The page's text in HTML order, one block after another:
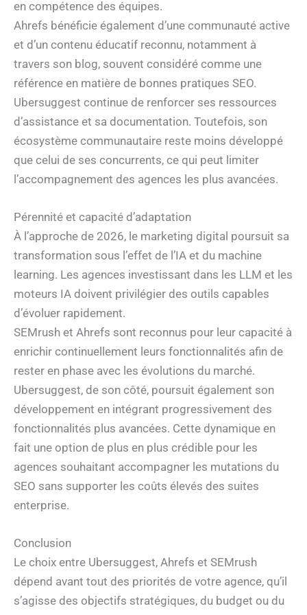
en compétence des équipes.
Ahrefs bénéficie également d’une communauté active
et d’un contenu éducatif reconnu, notamment à
travers son blog, souvent considéré comme une
référence en matière de bonnes pratiques SEO.
Ubersuggest continue de renforcer ses ressources
d’assistance et sa documentation. Toutefois, son
écosystème communautaire reste moins développé
que celui de ses concurrents, ce qui peut limiter
l’accompagnement des agences les plus avancées.
Pérennité et capacité d’adaptation
À l’approche de 2026, le marketing digital poursuit sa
transformation sous l’effet de l’IA et du machine
learning. Les agences investissant dans les LLM et les
moteurs IA doivent privilégier des outils capables
d’évoluer rapidement.
SEMrush et Ahrefs sont reconnus pour leur capacité à
enrichir continuellement leurs fonctionnalités afin de
rester en phase avec les évolutions du marché.
Ubersuggest, de son côté, poursuit également son
développement en intégrant progressivement des
fonctionnalités plus avancées. Cette dynamique en
fait une option de plus en plus crédible pour les
agences souhaitant accompagner les mutations du
SEO sans supporter les coûts élevés des suites
enterprise.
Conclusion
Le choix entre Ubersuggest, Ahrefs et SEMrush
dépend avant tout des priorités de votre agence, qu’il
s’agisse des objectifs stratégiques, du budget ou du